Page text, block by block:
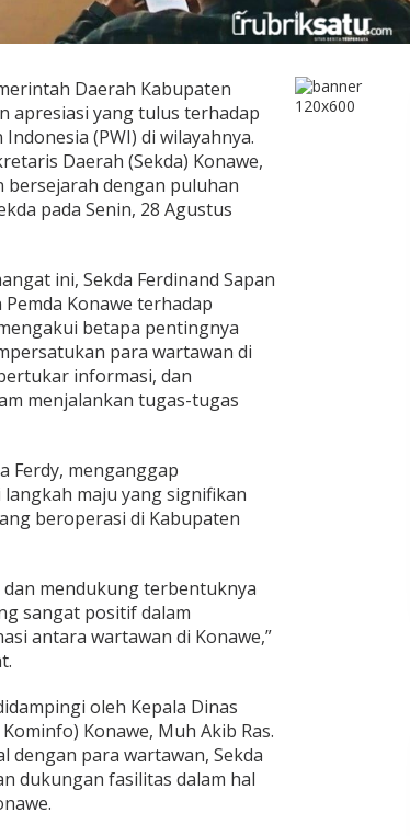
Daerah Kabupaten
apresiasi yang tulus terhadap
(PWI) di wilayahnya.
Daerah (Sekda) Konawe,
bersejarah dengan puluhan
pada Senin, 28 Agustus
ini, Sekda Ferdinand Sapan
Konawe terhadap
betapa pentingnya
para wartawan di
informasi, dan
menjalankan tugas-tugas
Ferdy, menganggap
maju yang signifikan
beroperasi di Kabupaten
mendukung terbentuknya
sangat positif dalam
antara wartawan di Konawe,”
oleh Kepala Dinas
Konawe, Muh Akib Ras.
dengan para wartawan, Sekda
dukungan fasilitas dalam hal